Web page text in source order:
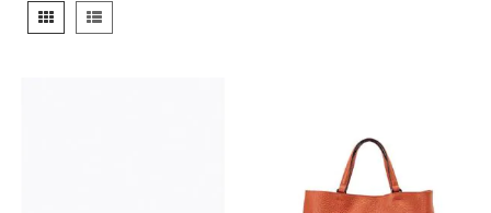
Anzeigen
als
Liste Liste